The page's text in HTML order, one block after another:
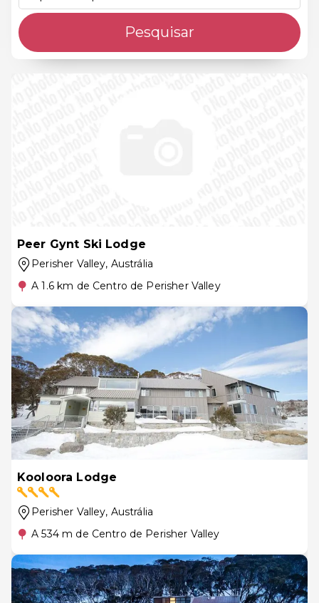
Pesquisar
Peer Gynt Ski Lodge
Perisher Valley, Austrália
A 1.6 km de Centro de Perisher Valley
Kooloora Lodge
Perisher Valley, Austrália
A 534 m de Centro de Perisher Valley